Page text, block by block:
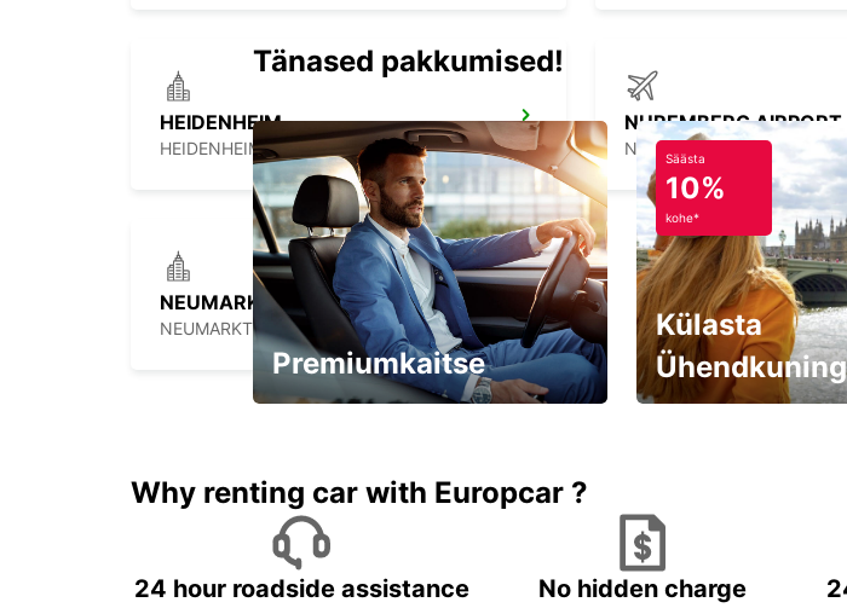
HEIDENHEIM
HEIDENHEIM - GERMANY
NUREMBERG AIRPORT
NUERNBERG - GERMANY
NEUMARKT
NEUMARKT - GERMANY
Tänased pakkumised!
Premiumkaitse
Säästa
10%
kohe*
Külasta
Why renting car with Europcar ?
24 hour roadside assistance No hidden charge